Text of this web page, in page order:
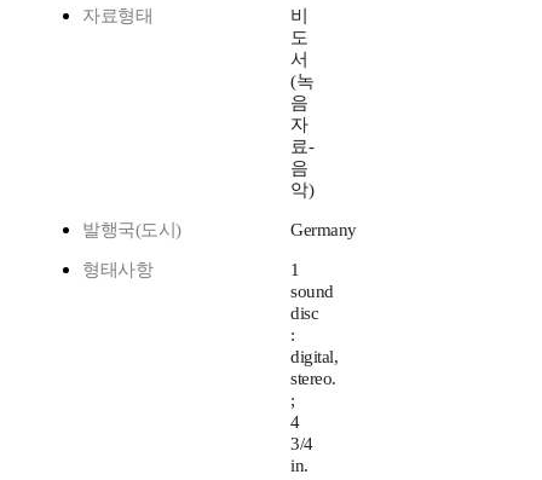
자료형태
비
도
서
(녹
음
자
료-
음
악)
발행국(도시) Germany
형태사항
1
sound
disc
:
digital,
stereo.
;
4
3/4
in.